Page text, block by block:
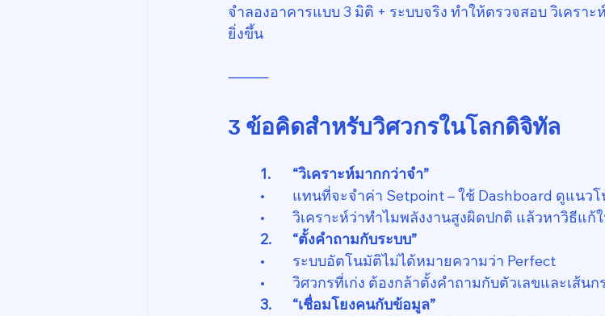
จำลองอาคารแบบ 3 มิติ + ระบบจริง ทำให้ตรวจสอบ วิเครา
ยิ่งขึ้น
⸻
3 ข้อคิดสำหรับวิศวกรในโลกดิจิทัล
	1.	“วิเคราะห์มากกว่าจำ”
•	แทนที่จะจำค่า Setpoint – ใช้ Dashboard ดูแนว
•	วิเคราะห์ว่าทำไมพลังงานสูงผิดปกติ แล้วหาวิธีแก้
	2.	“ตั้งคำถามกับระบบ”
	•	ระบบอัตโนมัติไม่ได้หมายความว่า Perfect
•	วิศวกรที่เก่ง ต้องกล้าตั้งคำถามกับตัวเลขและเส้น
	3.	“เชื่อมโยงคนกับข้อมูล”